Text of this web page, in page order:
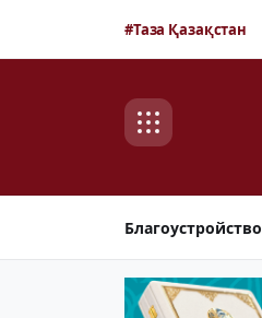
#Таза Қазақстан
Благоустройство